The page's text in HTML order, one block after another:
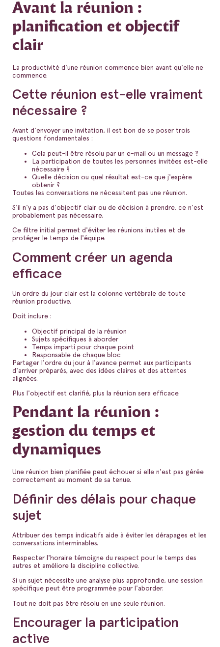
Avant la réunion :
planification et objectif
clair
La productivité d'une réunion commence bien avant qu'elle ne
commence.
Cette réunion est-elle vraiment
nécessaire ?
Avant d'envoyer une invitation, il est bon de se poser trois
questions fondamentales :
Cela peut-il être résolu par un e-mail ou un message ?
La participation de toutes les personnes invitées est-elle
nécessaire ?
Quelle décision ou quel résultat est-ce que j'espère
obtenir ?
Toutes les conversations ne nécessitent pas une réunion.
S'il n'y a pas d'objectif clair ou de décision à prendre, ce n'est
probablement pas nécessaire.
Ce filtre initial permet d'éviter les réunions inutiles et de
protéger le temps de l'équipe.
Comment créer un agenda
efficace
Un ordre du jour clair est la colonne vertébrale de toute
réunion productive.
Doit inclure :
Objectif principal de la réunion
Sujets spécifiques à aborder
Temps imparti pour chaque point
Responsable de chaque bloc
Partager l'ordre du jour à l'avance permet aux participants
d'arriver préparés, avec des idées claires et des attentes
alignées.
Plus l'objectif est clarifié, plus la réunion sera efficace.
Pendant la réunion :
gestion du temps et
dynamiques
Une réunion bien planifiée peut échouer si elle n'est pas gérée
correctement au moment de sa tenue.
Définir des délais pour chaque
sujet
Attribuer des temps indicatifs aide à éviter les dérapages et les
conversations interminables.
Respecter l'horaire témoigne du respect pour le temps des
autres et améliore la discipline collective.
Si un sujet nécessite une analyse plus approfondie, une session
spécifique peut être programmée pour l'aborder.
Tout ne doit pas être résolu en une seule réunion.
Encourager la participation
active